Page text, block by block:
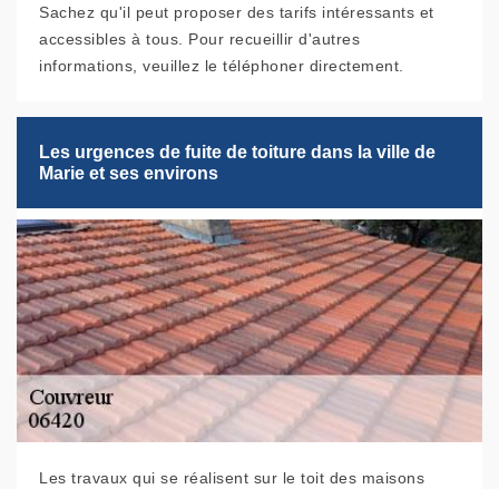
Sachez qu'il peut proposer des tarifs intéressants et
accessibles à tous. Pour recueillir d'autres
informations, veuillez le téléphoner directement.
Les urgences de fuite de toiture dans la ville de
Marie et ses environs
Les travaux qui se réalisent sur le toit des maisons